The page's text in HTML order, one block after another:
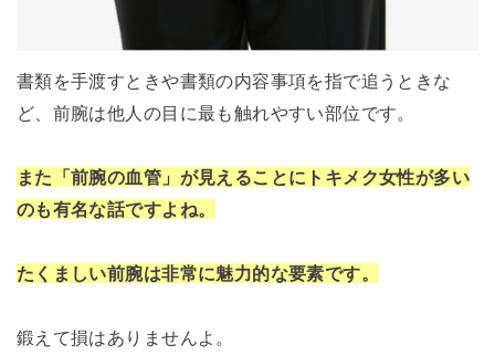
書類を手渡すときや書類の内容事項を指で追うときな
ど、前腕は他人の目に最も触れやすい部位です。
また「前腕の血管」が見えることにトキメク女性が多い
のも有名な話ですよね。
たくましい前腕は非常に魅力的な要素です。
鍛えて損はありませんよ。